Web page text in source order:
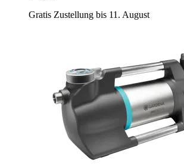
Gratis Zustellung bis 11. August